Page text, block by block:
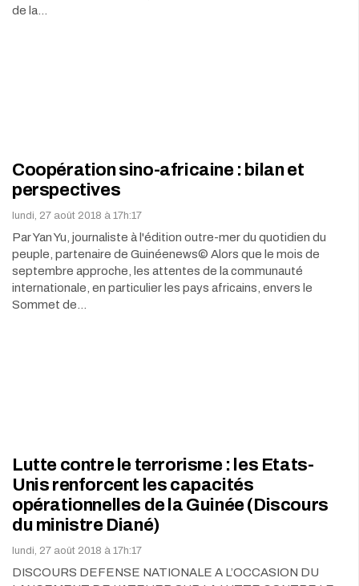
de la…
Coopération sino-africaine : bilan et
perspectives
lundi, 27 août 2018 à 17h:17
Par Yan Yu, journaliste à l'édition outre-mer du quotidien du
peuple, partenaire de Guinéenews© Alors que le mois de
septembre approche, les attentes de la communauté
internationale, en particulier les pays africains, envers le
Sommet de…
Lutte contre le terrorisme : les Etats-
Unis renforcent les capacités
opérationnelles de la Guinée (Discours
du ministre Diané)
lundi, 27 août 2018 à 17h:17
DISCOURS DEFENSE NATIONALE A L’OCCASION DU